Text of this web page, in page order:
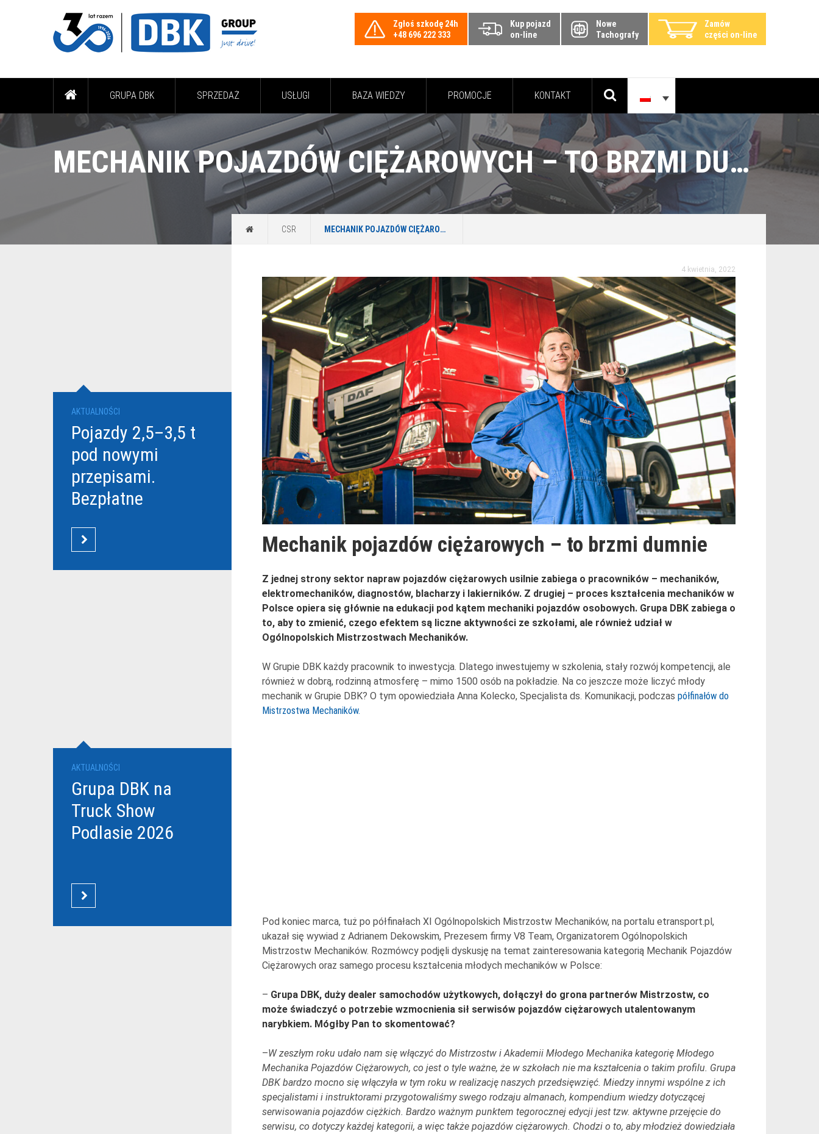
Zgłoś szkodę 24h
+48 696 222 333
Kup pojazd
on-line
Nowe
Tachografy
Zamów
części on-line
GRUPA DBK SPRZEDAŻ USŁUGI BAZA WIEDZY PROMOCJE KONTAKT
MECHANIK POJAZDÓW CIĘŻAROWYCH – TO BRZMI DUMNIE
AKTUALNOŚCI
Pojazdy 2,5–3,5 t
pod nowymi
przepisami.
Bezpłatne
DBK dla
przewoźników
CZYTAJ WIĘCEJ
AKTUALNOŚCI
Grupa DBK na
Truck Show
Podlasie 2026
CZYTAJ WIĘCEJ
CSR MECHANIK POJAZDÓW CIĘŻAROWYCH – TO BRZMI DUMNIE
4 kwietnia, 2022
Mechanik pojazdów ciężarowych – to brzmi dumnie
Z jednej strony sektor napraw pojazdów ciężarowych usilnie zabiega o pracowników – mechaników,
elektromechaników, diagnostów, blacharzy i lakierników. Z drugiej – proces kształcenia mechaników w
Polsce opiera się głównie na edukacji pod kątem mechaniki pojazdów osobowych. Grupa DBK zabiega o
to, aby to zmienić, czego efektem są liczne aktywności ze szkołami, ale również udział w
Ogólnopolskich Mistrzostwach Mechaników.
W Grupie DBK każdy pracownik to inwestycja. Dlatego inwestujemy w szkolenia, stały rozwój kompetencji, ale
również w dobrą, rodzinną atmosferę – mimo 1500 osób na pokładzie. Na co jeszcze może liczyć młody
mechanik w Grupie DBK? O tym opowiedziała Anna Kolecko, Specjalista ds. Komunikacji, podczas półfinałów do
Mistrzostwa Mechaników.
Pod koniec marca, tuż po półfinałach XI Ogólnopolskich Mistrzostw Mechaników, na portalu etransport.pl,
ukazał się wywiad z Adrianem Dekowskim, Prezesem firmy V8 Team, Organizatorem Ogólnopolskich
Mistrzostw Mechaników. Rozmówcy podjęli dyskusję na temat zainteresowania kategorią Mechanik Pojazdów
Ciężarowych oraz samego procesu kształcenia młodych mechaników w Polsce:
– Grupa DBK, duży dealer samochodów użytkowych, dołączył do grona partnerów Mistrzostw, co
może świadczyć o potrzebie wzmocnienia sił serwisów pojazdów ciężarowych utalentowanym
narybkiem. Mógłby Pan to skomentować?
–W zeszłym roku udało nam się włączyć do Mistrzostw i Akademii Młodego Mechanika kategorię Młodego
Mechanika Pojazdów Ciężarowych, co jest o tyle ważne, że w szkołach nie ma kształcenia o takim profilu. Grupa
DBK bardzo mocno się włączyła w tym roku w realizację naszych przedsięwzięć. Miedzy innymi wspólne z ich
specjalistami i instruktorami przygotowaliśmy swego rodzaju almanach, kompendium wiedzy dotyczącej
serwisowania pojazdów ciężkich. Bardzo ważnym punktem tegorocznej edycji jest tzw. aktywne przejęcie do
serwisu, co dotyczy każdej kategorii, a więc także pojazdów ciężarowych. Chodzi o to, aby młodzież dowiedziała